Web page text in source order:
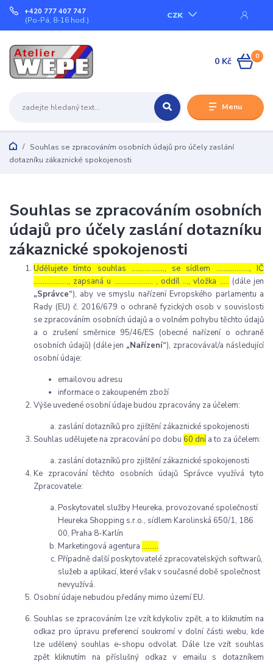
Menu
CZK
+420 777 407 747
(Po-Pá, 8-16 hod.)
0
0 Kč
Souhlas se zpracováním osobních údajů pro účely zaslání
dotazníku zákaznické spokojenosti
Souhlas se zpracováním osobních
údajů pro účely zaslání dotazníku
zákaznické spokojenosti
Udělujete tímto souhlas ……………..., se sídlem ………………, IČ
………………., zapsaná u ………………… , oddíl …, vložka ….. (dále jen
„Správce“), aby ve smyslu nařízení Evropského parlamentu a
Rady (EU) č. 2016/679 o ochraně fyzických osob v souvislosti
se zpracováním osobních údajů a o volném pohybu těchto údajů
a o zrušení směrnice 95/46/ES (obecné nařízení o ochraně
osobních údajů) (dále jen „Nařízení“), zpracovával/a následující
osobní údaje:
emailovou adresu
informace o zakoupeném zboží
Výše uvedené osobní údaje budou zpracovány za účelem:
zaslání dotazníků pro zjištění zákaznické spokojenosti
Souhlas udělujete na zpracování po dobu 60 dní a to za účelem:
zaslání dotazníků pro zjištění zákaznické spokojenosti
Ke zpracování těchto osobních údajů Správce využívá tyto
Zpracovatele:
Poskytovatel služby Heureka, provozované společností
Heureka Shopping s.r.o., sídlem Karolinská 650/1, 186
00, Praha 8-Karlín
Marketingová agentura ………
Případně další poskytovatelé zpracovatelských softwarů,
služeb a aplikací, které však v současné době společnost
nevyužívá.
Osobní údaje nebudou předány mimo území EU.
Souhlas se zpracováním lze vzít kdykoliv zpět, a to kliknutím na
odkaz pro úpravu preferencí soukromí v dolní části webu, kde
lze udělený souhlas e-shopu odvolat. Dále lze vzít souhlas
zpět kliknutím na příslušný odkaz v emailu s dotazníkem